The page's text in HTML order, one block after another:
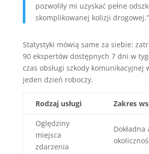
pozwoliły mi uzyskać pełne
skomplikowanej kolizji drogowej.”
Statystyki mówią same za siebie:
90 ekspertów dostępnych 7 dni w
czas obsługi szkody komunikacyjnej
jeden dzień roboczy.
Rodzaj usługi Zakres
Oględziny
miejsca
zdarzenia
Dokładna